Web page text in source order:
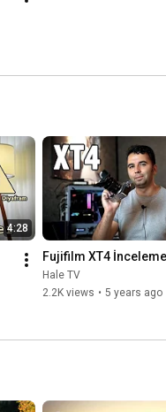
4:28
Fujifilm XT4 İnceleme
Hale TV
2.2K views • 5 years ago